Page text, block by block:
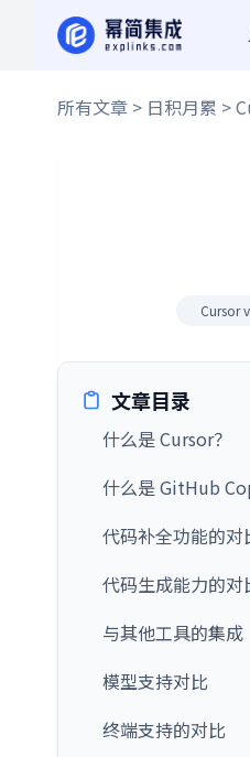
所有文章 > 日积月累 >
Cursor
文章目录
什么是 Cursor？
什么是 GitHub
代码补全功能的对
代码生成能力的对
与其他工具的集成
模型支持对比
终端支持的对比